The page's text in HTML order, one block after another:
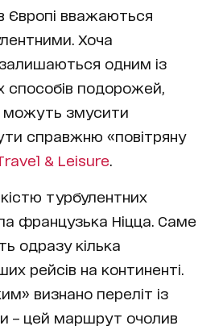
Європі вважаються
Хоча
одним із
способів подорожей,
можуть змусити
справжню «повітряну
& Leisure
турбулентних
французька Ніцца. Саме
одразу кілька
рейсів на континенті.
визнано переліт із
– цей маршрут очолив